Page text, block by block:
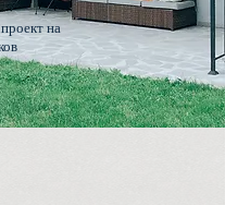
на